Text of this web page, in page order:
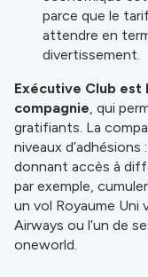
parce que le
attendre en
divertissement.
Exécutive Club
compagnie , qui
gratifiants. La
niveaux d’adhésions
donnant accès à
par exemple,
un vol Royaume Uni
Airways ou l’un de
oneworld.